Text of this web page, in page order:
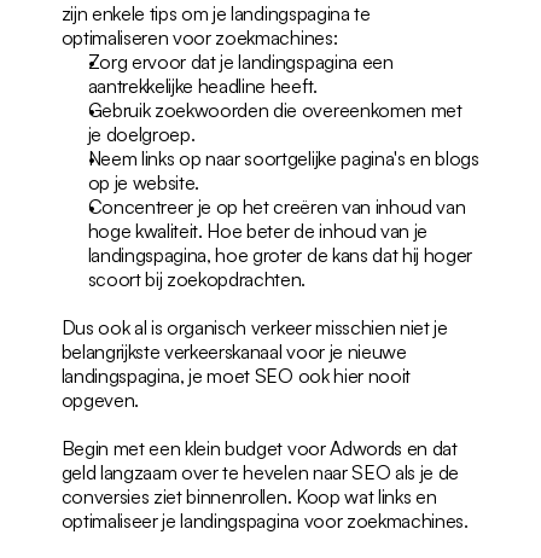
zijn enkele tips om je landingspagina te
optimaliseren voor zoekmachines:
Zorg ervoor dat je landingspagina een
aantrekkelijke headline heeft.
Gebruik zoekwoorden die overeenkomen met
je doelgroep.
Neem links op naar soortgelijke pagina's en blogs
op je website.
Concentreer je op het creëren van inhoud van
hoge kwaliteit. Hoe beter de inhoud van je
landingspagina, hoe groter de kans dat hij hoger
scoort bij zoekopdrachten.
Dus ook al is organisch verkeer misschien niet je
belangrijkste verkeerskanaal voor je nieuwe
landingspagina, je moet SEO ook hier nooit
opgeven.
Begin met een klein budget voor Adwords en dat
geld langzaam over te hevelen naar SEO als je de
conversies ziet binnenrollen. Koop wat links en
optimaliseer je landingspagina voor zoekmachines.